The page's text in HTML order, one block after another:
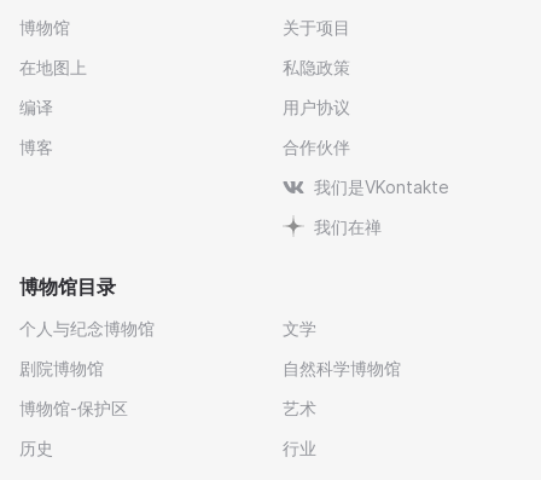
博物馆
在地图上
编译
博客
关于项目
私隐政策
用户协议
合作伙伴
我们是VKontakte
我们在禅
博物馆目录
个人与纪念博物馆
剧院博物馆
博物馆-保护区
历史
文学
自然科学博物馆
艺术
行业